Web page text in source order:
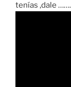
tenías ,dale